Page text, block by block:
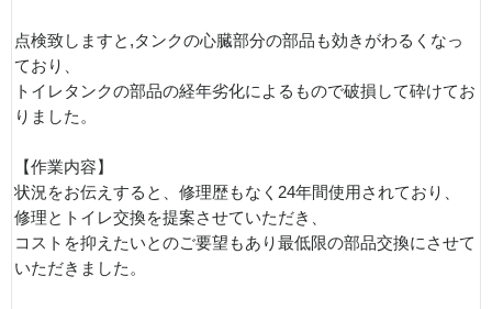
点検致しますと,タンクの心臓部分の部品も効きがわるくなっ
ており、
トイレタンクの部品の経年劣化によるもので破損して砕けてお
りました。
【作業内容】
状況をお伝えすると、修理歴もなく24年間使用されており、
修理とトイレ交換を提案させていただき、
コストを抑えたいとのご要望もあり最低限の部品交換にさせて
いただきました。